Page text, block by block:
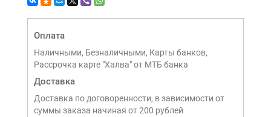
Оплата
Наличными, Безналичными, Карты банков,
Рассрочка карте "Халва" от МТБ банка
Доставка
Доставка по договоренности, в зависимости от
суммы заказа начиная от 200 рублей